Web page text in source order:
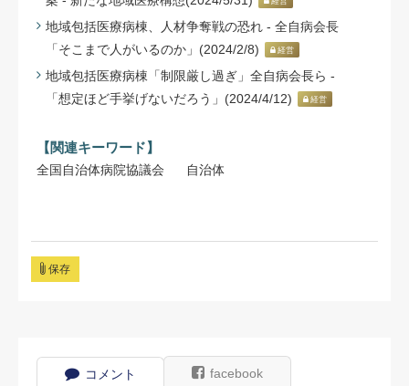
地域包括医療病棟、人材争奪戦の恐れ - 全自病会長
「そこまで人がいるのか」(2024/2/8)
経営
地域包括医療病棟「制限厳し過ぎ」全自病会長ら -
「想定ほど手挙げないだろう」(2024/4/12)
経営
【関連キーワード】
全国自治体病院協議会 自治体
保存
コメント facebook